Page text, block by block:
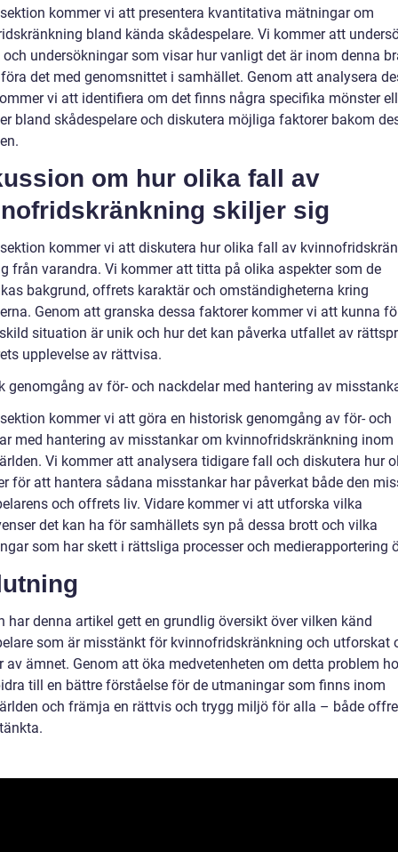
kommer vi att presentera kvantitativa mätningar om
bland kända skådespelare. Vi kommer att
undersökningar som visar hur vanligt det är inom denna
det med genomsnittet i samhället. Genom att analysera
vi att identifiera om det finns några specifika mönster
bland skådespelare och diskutera möjliga faktorer bakom
om hur olika fall av
skiljer sig
kommer vi att diskutera hur olika fall av
från varandra. Vi kommer att titta på olika aspekter som de
bakgrund, offrets karaktär och omständigheterna kring
Genom att granska dessa faktorer kommer vi att kunna
situation är unik och hur det kan påverka utfallet av
upplevelse av rättvisa.
genomgång av för- och nackdelar med hantering av
kommer vi att göra en historisk genomgång av för- och
med hantering av misstankar om kvinnofridskränkning inom
Vi kommer att analysera tidigare fall och diskutera hur
för att hantera sådana misstankar har påverkat både den
och offrets liv. Vidare kommer vi att utforska vilka
det kan ha för samhällets syn på dessa brott och vilka
som har skett i rättsliga processer och medierapportering
har denna artikel gett en grundlig översikt över vilken känd
som är misstänkt för kvinnofridskränkning och utforskat
av ämnet. Genom att öka medvetenheten om detta problem
till en bättre förståelse för de utmaningar som finns inom
och främja en rättvis och trygg miljö för alla – både